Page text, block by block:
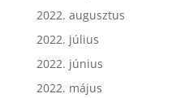
2022. augusztus
2022. július
2022. június
2022. május